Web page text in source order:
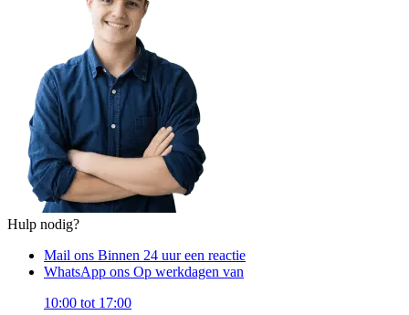
Hulp nodig?
Mail ons Binnen 24 uur een reactie
WhatsApp ons Op werkdagen van
10:00 tot 17:00